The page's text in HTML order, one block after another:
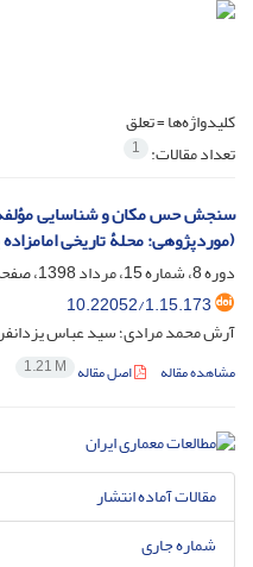
کلیدواژه‌ها =تعلق
تعداد مقالات: 1
سنجش حس مکان و شناسایی
(موردپژوهی: محلۀ تاریخی
دوره 8، شماره 15، مرداد 1398، صفحه
10.22052/1.15.173
آرش محمد مرادی؛ سید عباس
مشاهده مقاله اصل مقاله 1.21 M
مقالات آماده انتشار
شماره جاری